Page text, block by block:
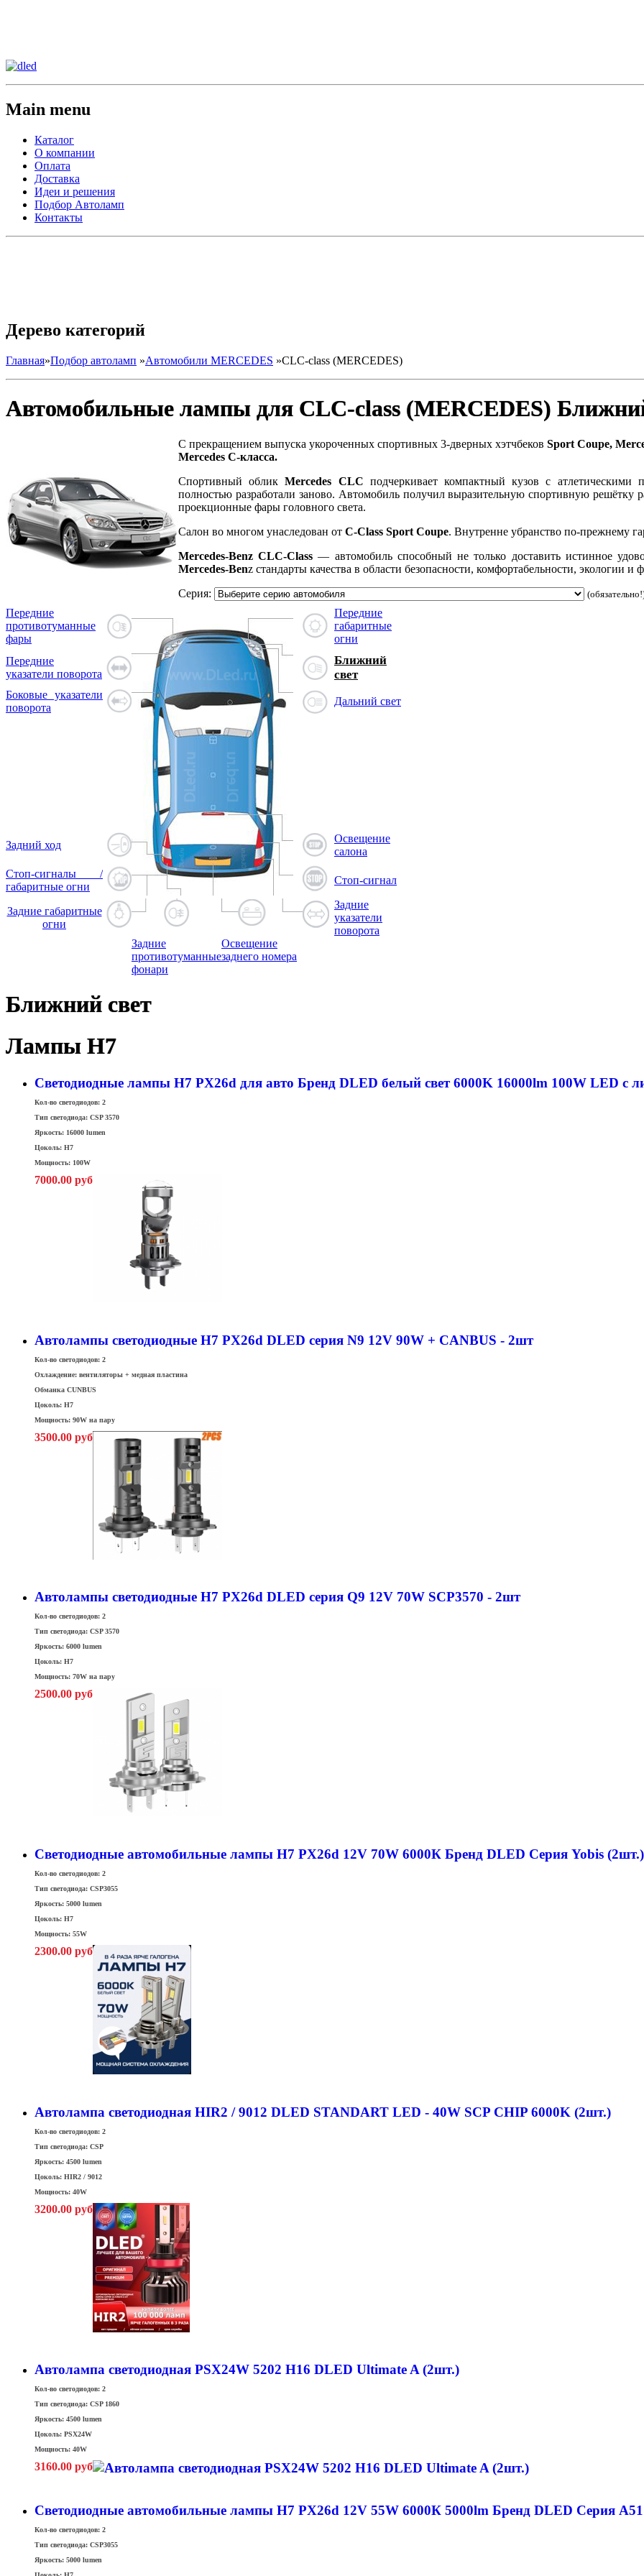
Main menu
Каталог
О компании
Оплата
Доставка
Идеи и решения
Подбор Автоламп
Контакты
Дерево категорий
Главная»Подбор автоламп »Автомобили MERCEDES »CLC-class (MERCEDES)
Автомобильные лампы для CLC-class (MERCEDES)
C прекращением выпуска укороченных спортивных 3-дверных хэтчбеков Sport Coupe,
Mercedes C-класса.
Спортивный обликMercedes CLC подчеркивает компактный кузов с
полностью разработали заново. Автомобиль получил выразительную спортивную решётку
проекционные фары головного света.
Салон во многом унаследован от C-Class Sport Coupe. Внутренне убранство по-прежнему
Mercedes-Benz CLC-Class — автомобиль способный не только доставить истинное
Mercedes-Benz стандарты качества в области безопасности, комфортабельности, экологии и
Серия:
Передние
противотуманные
фары
Передние
габаритные
огни
Передние
указатели поворота
Ближний
свет
Боковые указатели
поворота
Дальний свет
Задний ход
Освещение
салона
Стоп-сигналы /
габаритные огни
Стоп-сигнал
Задние габаритные
огни
Задние
указатели
поворота
Задние
противотуманные
фонари
Освещение
заднего номера
Ближний свет
Лампы H7
Светодиодные лампы H7 PX26d для авто Бренд DLED белый свет 6000K 16000lm 100W LED с
Кол-во светодиодов: 2
Тип светодиода: CSP 3570
Яркость: 16000 lumen
Цоколь: H7
Мощность: 100W
7000.00 руб
Автолампы светодиодные H7 PX26d DLED серия N9 12V 90W + CANBUS - 2шт
Кол-во светодиодов: 2
Охлаждение: вентиляторы + медная пластина
Обманка CUNBUS
Цоколь: H7
Мощность: 90W на пару
3500.00 руб
Автолампы светодиодные H7 PX26d DLED серия Q9 12V 70W SCP3570 - 2шт
Кол-во светодиодов: 2
Тип светодиода: CSP 3570
Яркость: 6000 lumen
Цоколь: H7
Мощность: 70W на пару
2500.00 руб
Светодиодные автомобильные лампы H7 PX26d 12V 70W 6000К Бренд DLED Cерия Yobis (2шт.)
Кол-во светодиодов: 2
Тип светодиода: CSP3055
Яркость: 5000 lumen
Цоколь: H7
Мощность: 55W
2300.00 руб
Автолампа светодиодная HIR2 / 9012 DLED STANDART LED - 40W SCP CHIP 6000K (2шт.)
Кол-во светодиодов: 2
Тип светодиода: CSP
Яркость: 4500 lumen
Цоколь: HIR2 / 9012
Мощность: 40W
3200.00 руб
Автолампа светодиодная PSX24W 5202 H16 DLED Ultimate A (2шт.)
Кол-во светодиодов: 2
Тип светодиода: CSP 1860
Яркость: 4500 lumen
Цоколь: PSX24W
Мощность: 40W
3160.00 руб
Светодиодные автомобильные лампы H7 PX26d 12V 55W 6000К 5000lm Бренд DLED Cерия
Кол-во светодиодов: 2
Тип светодиода: CSP3055
Яркость: 5000 lumen